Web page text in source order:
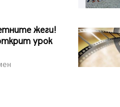
жеги!
урок